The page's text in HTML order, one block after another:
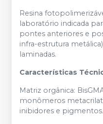
Resina
laboratório indicada
pontes anteriores e
infra-estrutura
laminadas.
Características
Matriz orgânica:
monômeros
inibidores e pigmentos.